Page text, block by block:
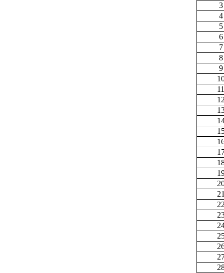
3
4
5
6
7
8
9
11